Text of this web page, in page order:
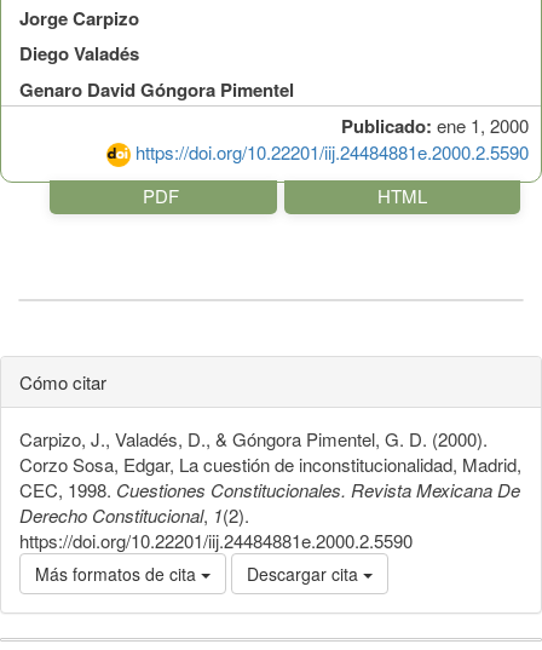
Publicado: ene 1, 2000
https://doi.org/10.22201/iij.24484881e.2000.2.5590
Jorge Carpizo
Diego Valadés
Genaro David Góngora Pimentel
PDF HTML
Cómo citar
Carpizo, J., Valadés, D., & Góngora Pimentel, G. D. (2000).
Corzo Sosa, Edgar, La cuestión de inconstitucionalidad, Madrid,
CEC, 1998. Cuestiones Constitucionales. Revista Mexicana De
Derecho Constitucional, 1(2).
https://doi.org/10.22201/iij.24484881e.2000.2.5590
Más formatos de cita Descargar cita